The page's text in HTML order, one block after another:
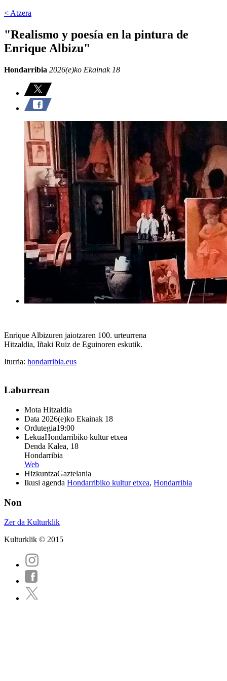
< Atzera
"Realismo y poesía en la pintura de
Enrique Albizu"
Hondarribia 2026(e)ko Ekainak 18
Enrique Albizuren jaiotzaren 100. urteurrena
Hitzaldia, Iñaki Ruiz de Eguinoren eskutik.
Iturria: hondarribia.eus
Laburrean
Mota Hitzaldia
Data 2026(e)ko Ekainak 18
Ordutegia19:00
LekuaHondarribiko kultur etxea
Denda Kalea, 18
Hondarribia
Web
HizkuntzaGaztelania
Ikusi agenda Hondarribiko kultur etxea, Hondarribia
Non
Zer da Kulturklik
Kulturklik © 2015